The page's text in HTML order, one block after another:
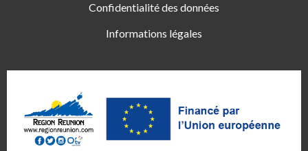
Confidentialité des données
Informations légales